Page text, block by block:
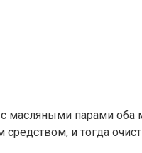
масляными парами
и тогда